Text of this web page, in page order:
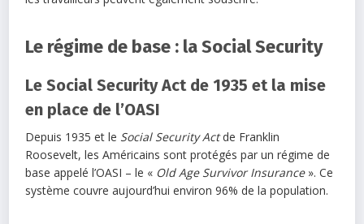
Le régime de base : la Social Security
Le Social Security Act de 1935 et la mise
en place de l’OASI
Depuis 1935 et le Social Security Actde Franklin
Roosevelt, les Américains sont protégés par un régime de
base appelé l’OASI – le « Old Age Survivor Insurance». Ce
système couvre aujourd’hui environ 96% de la population.